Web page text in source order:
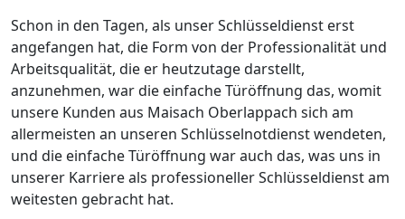
Schon in den Tagen, als unser Schlüsseldienst erst
angefangen hat, die Form von der Professionalität und
Arbeitsqualität, die er heutzutage darstellt,
anzunehmen, war die einfache Türöffnung das, womit
unsere Kunden aus Maisach Oberlappach sich am
allermeisten an unseren Schlüsselnotdienst wendeten,
und die einfache Türöffnung war auch das, was uns in
unserer Karriere als professioneller Schlüsseldienst am
weitesten gebracht hat.